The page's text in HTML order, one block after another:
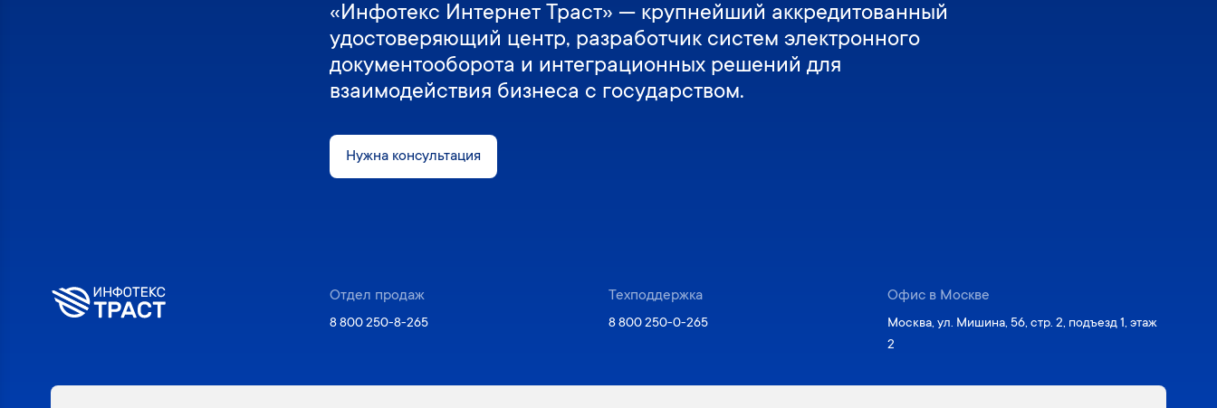
«Инфотекс Интернет Траст» — крупнейший аккредитованный
удостоверяющий центр, разработчик систем электронного
документооборота и интеграционных решений для
взаимодействия бизнеса с государством.
Нужна консультация
Отдел продаж
8 800 250-8-265
Техподдержка
8 800 250-0-265
Офис в Москве
Москва, ул. Мишина, 56, стр. 2, подъезд 1, этаж
2